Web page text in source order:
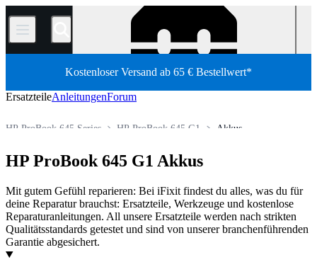
/
Kostenloser Versand ab 65 € Bestellwert*
ErsatzteileAnleitungenForum
Akkus
HP ProBook 645 G1
HP ProBook 645 Series
HP ProBook-Serie
HP Laptop
PC Laptop
Shop
HP ProBook 645 G1 Akkus
Mit gutem Gefühl reparieren: Bei iFixit findest du alles, was du für
deine Reparatur brauchst: Ersatzteile, Werkzeuge und kostenlose
Reparaturanleitungen. All unsere Ersatzteile werden nach strikten
Qualitätsstandards getestet und sind von unserer branchenführenden
Garantie abgesichert.
Produkte